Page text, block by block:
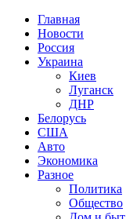
Главная
Новости
Россия
Украина
Киев
Луганск
ДНР
Белорусь
США
Авто
Экономика
Разное
Политика
Общество